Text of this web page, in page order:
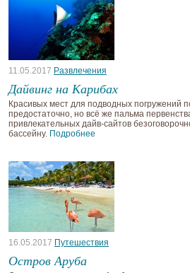
11.05.2017 Развлечения
Дайвинг на Карибах
Красивых мест для подводных погружений
предостаточно, но всё же пальма
привлекательных дайв-сайтов
бассейну. Подробнее
16.05.2017 Путешествия
Остров Аруба